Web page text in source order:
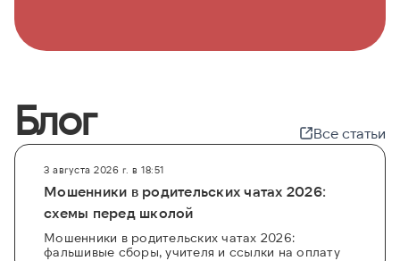
Блог Все статьи
3 августа 2026 г. в 18:51
Мошенники в родительских чатах 2026:
схемы перед школой
Мошенники в родительских чатах 2026:
фальшивые сборы, учителя и ссылки на оплату